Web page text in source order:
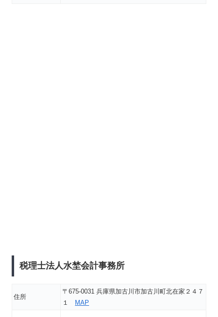
税理士法人水埜会計事務所
住所
〒675-0031 兵庫県加古川市加古川町北在家２４７
１ MAP